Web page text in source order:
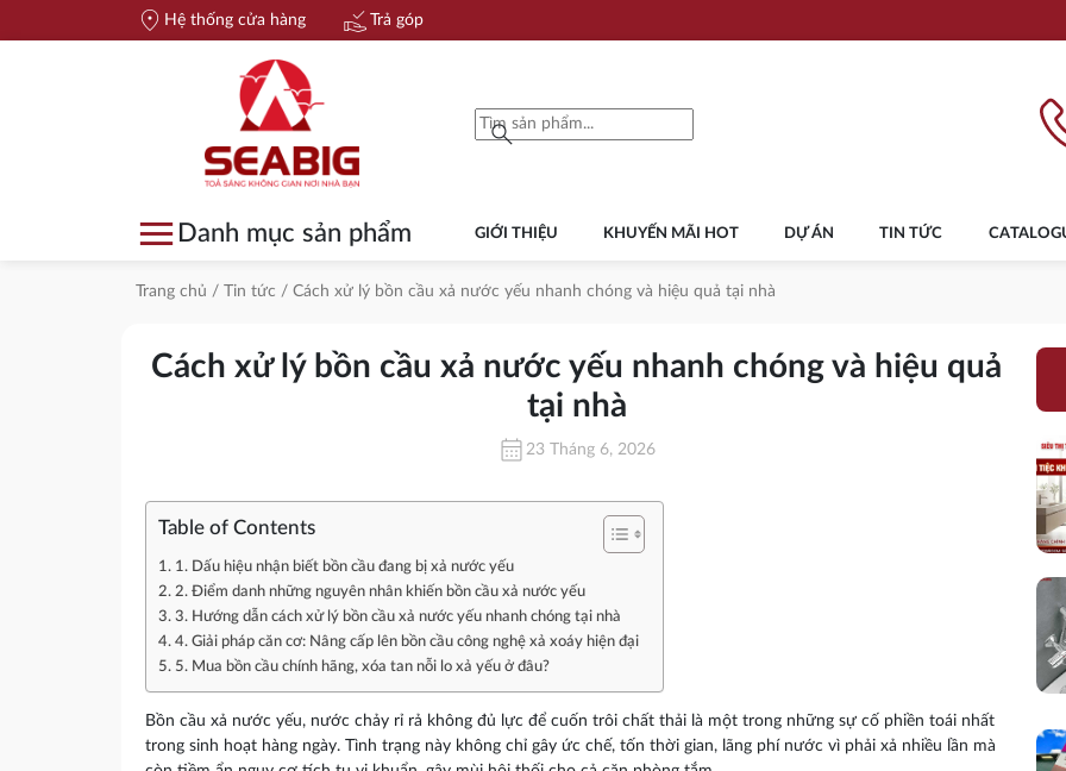
location_on Hệ thống cửa hàng approval_delegation Trả góp
search
menu Danh mục sản phẩm GIỚI THIỆU KHUYẾN MÃI HOT DỰ ÁN TIN TỨC
Trang chủ / Tin tức / Cách xử lý bồn cầu xả nước yếu nhanh chóng và hiệu quả tại nhà
Cách xử lý bồn cầu xả nước yếu nhanh chóng và hiệu quả
tại nhà
calendar_month23 Tháng 6, 2026
Table of Contents
1. Dấu hiệu nhận biết bồn cầu đang bị xả nước yếu
2. Điểm danh những nguyên nhân khiến bồn cầu xả nước yếu
3. Hướng dẫn cách xử lý bồn cầu xả nước yếu nhanh chóng tại nhà
4. Giải pháp căn cơ: Nâng cấp lên bồn cầu công nghệ xả xoáy hiện đại
5. Mua bồn cầu chính hãng, xóa tan nỗi lo xả yếu ở đâu?
Bồn cầu xả nước yếu, nước chảy rỉ rả không đủ lực để cuốn trôi chất thải là một trong những sự cố phiền toái nhất
trong sinh hoạt hàng ngày. Tình trạng này không chỉ gây ức chế, tốn thời gian, lãng phí nước vì phải xả nhiều lần mà